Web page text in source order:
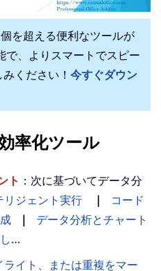
を超える便利なツールが
で、よりスマートでスピー
ください！ 今すぐダウン
率化ツール
ト ：次に基づいてデータ分
リジェント実行 ｜
コード
｜
データ分析とチャート
…
ライト、または重複をマー